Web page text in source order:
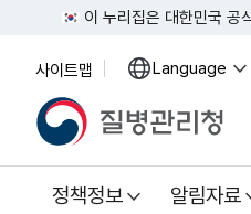
이 누리집은 대한민국 공
사이트맵 Language 열
정책정보 알림자료